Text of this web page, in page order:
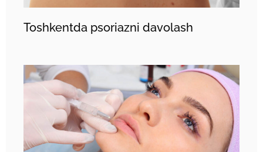
Toshkentda psoriazni davolash